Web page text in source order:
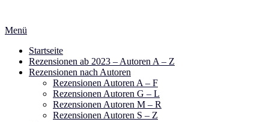
springen
Menü
Startseite
Rezensionen ab 2023 – Autoren A – Z
Rezensionen nach Autoren
Rezensionen Autoren A – F
Rezensionen Autoren G – L
Rezensionen Autoren M – R
Rezensionen Autoren S – Z